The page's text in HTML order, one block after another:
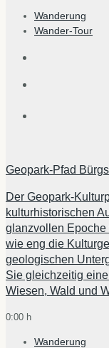
Wanderung
Wander-Tour
Geopark-Pfad
Der Geopark-
kulturhistorischen
glanzvollen Epoche
wie eng die
geologischen
Sie gleichzeitig
Wiesen, Wald und
0:00 h
Wanderung